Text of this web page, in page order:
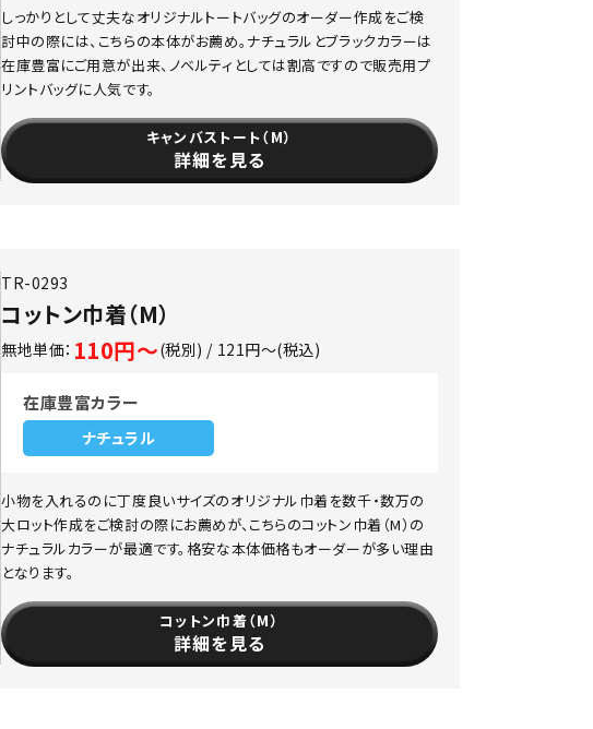
しっかりとして丈夫なオリジナルトートバッグのオーダー作成をご検
討中の際には、こちらの本体がお薦め。ナチュラルとブラックカラーは
在庫豊富にご用意が出来、ノベルティとしては割高ですので販売用プ
リントバッグに人気です。
キャンバストート（M）
詳細を見る
TR-0293
コットン巾着（M）
無地単価： 110円～(税別) / 121円～(税込)
在庫豊富カラー
ナチュラル
小物を入れるのに丁度良いサイズのオリジナル巾着を数千・数万の
大ロット作成をご検討の際にお薦めが、こちらのコットン巾着（M）の
ナチュラルカラーが最適です。格安な本体価格もオーダーが多い理由
となります。
コットン巾着（M）
詳細を見る